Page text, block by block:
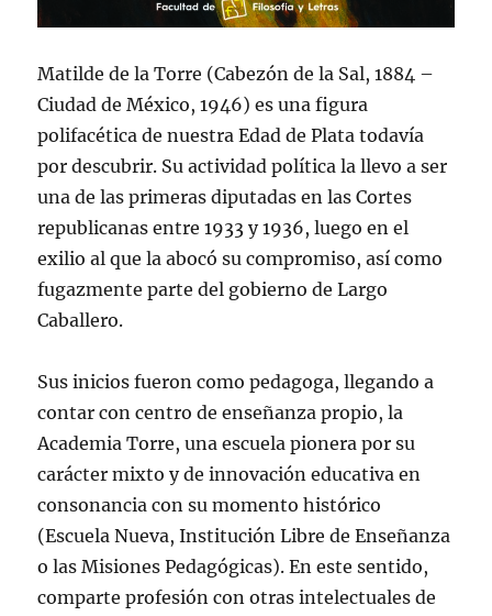
Matilde de la Torre (Cabezón de la Sal, 1884 –
Ciudad de México, 1946) es una figura
polifacética de nuestra Edad de Plata todavía
por descubrir. Su actividad política la llevo a ser
una de las primeras diputadas en las Cortes
republicanas entre 1933 y 1936, luego en el
exilio al que la abocó su compromiso, así como
fugazmente parte del gobierno de Largo
Caballero.
Sus inicios fueron como pedagoga, llegando a
contar con centro de enseñanza propio, la
Academia Torre, una escuela pionera por su
carácter mixto y de innovación educativa en
consonancia con su momento histórico
(Escuela Nueva, Institución Libre de Enseñanza
o las Misiones Pedagógicas). En este sentido,
comparte profesión con otras intelectuales de